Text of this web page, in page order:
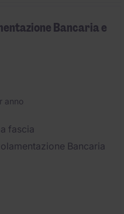
Bancaria e
anno
fascia
Bancaria